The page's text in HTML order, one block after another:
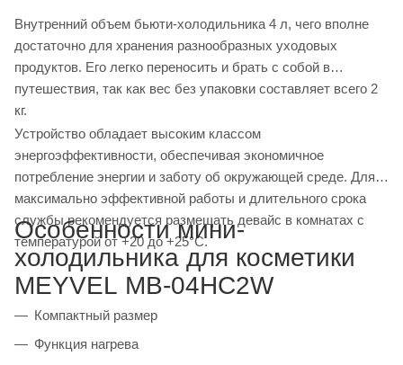
Внутренний объем бьюти-холодильника 4 л, чего вполне
достаточно для хранения разнообразных уходовых
продуктов. Его легко переносить и брать с собой в
путешествия, так как вес без упаковки составляет всего 2
кг.
Устройство обладает высоким классом
энергоэффективности, обеспечивая экономичное
потребление энергии и заботу об окружающей среде. Для
максимально эффективной работы и длительного срока
службы рекомендуется размещать девайс в комнатах с
температурой от +20 до +25°C.
Особенности мини-
холодильника для косметики
MEYVEL MB-04HC2W
Компактный размер
Функция нагрева